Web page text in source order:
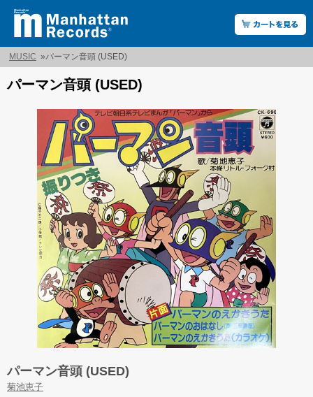
MUSIC »パーマン音頭 (USED)
パーマン音頭 (USED)
パーマン音頭 (USED)
菊池恵子